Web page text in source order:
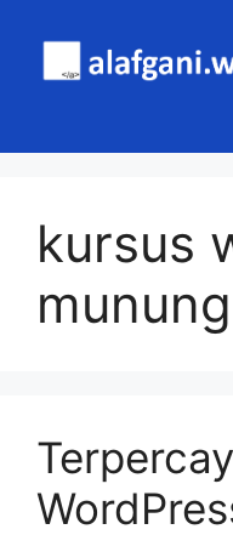
content
kursus